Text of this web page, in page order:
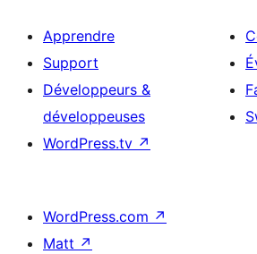
Apprendre
Support
Développeurs &
développeuses
WordPress.tv ↗
WordPress.com ↗
Matt ↗